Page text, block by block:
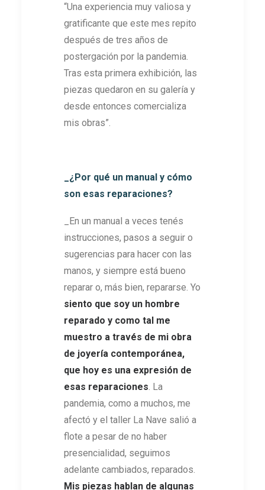
“Una experiencia muy valiosa y
gratificante que este mes repito
después de tres años de
postergación por la pandemia.
Tras esta primera exhibición, las
piezas quedaron en su galería y
desde entonces comercializa
mis obras”.
_¿Por qué un manual y cómo
son esas reparaciones?
_En un manual a veces tenés
instrucciones, pasos a seguir o
sugerencias para hacer con las
manos, y siempre está bueno
reparar o, más bien, repararse. Yo
siento que soy un hombre
reparado y como tal me
muestro a través de mi obra
de joyería contemporánea,
que hoy es una expresión de
esas reparaciones. La
pandemia, como a muchos, me
afectó y el taller La Nave salió a
flote a pesar de no haber
presencialidad, seguimos
adelante cambiados, reparados.
Mis piezas hablan de algunas